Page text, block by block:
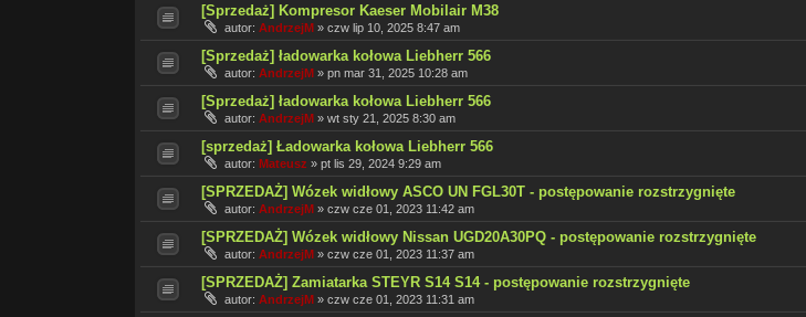
[Sprzedaż] Kompresor Kaeser Mobilair M38
autor: AndrzejM » czw lip 10, 2025 8:47 am
[Sprzedaż] ładowarka kołowa Liebherr 566
autor: AndrzejM » pn mar 31, 2025 10:28 am
[Sprzedaż] ładowarka kołowa Liebherr 566
autor: AndrzejM » wt sty 21, 2025 8:30 am
[sprzedaż] Ładowarka kołowa Liebherr 566
autor: Mateusz » pt lis 29, 2024 9:29 am
[SPRZEDAŻ] Wózek widłowy ASCO UN FGL30T - postępowanie rozstrzygnięte
autor: AndrzejM » czw cze 01, 2023 11:42 am
[SPRZEDAŻ] Wózek widłowy Nissan UGD20A30PQ - postępowanie rozstrzygnięte
autor: AndrzejM » czw cze 01, 2023 11:37 am
[SPRZEDAŻ] Zamiatarka STEYR S14 S14 - postępowanie rozstrzygnięte
autor: AndrzejM » czw cze 01, 2023 11:31 am